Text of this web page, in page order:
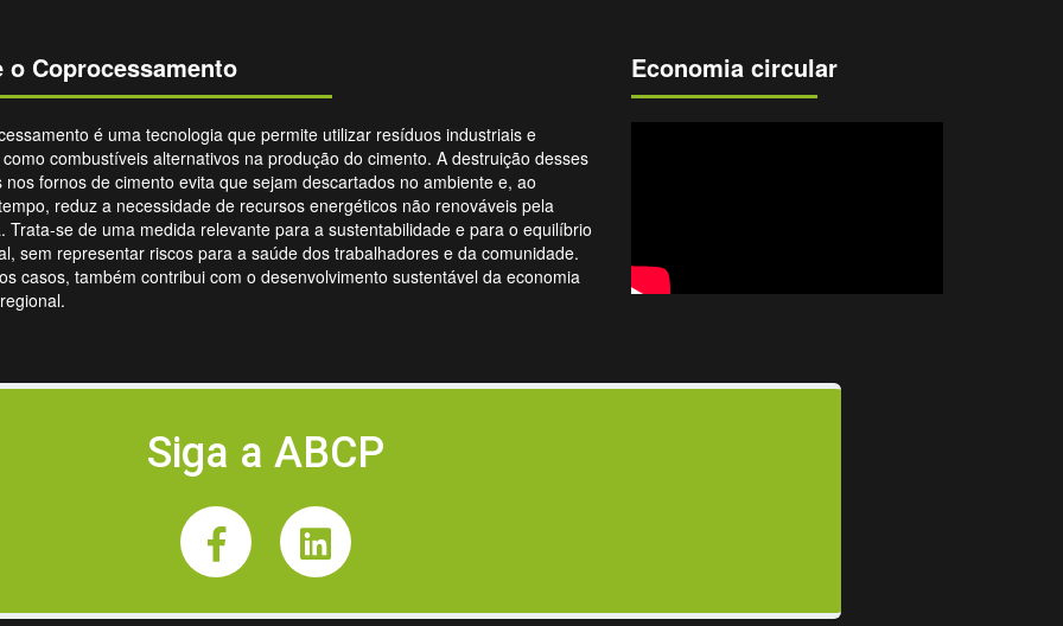
o Coprocessamento
é uma tecnologia que permite utilizar resíduos industriais e
combustíveis alternativos na produção do cimento. A destruição desses
nos fornos de cimento evita que sejam descartados no ambiente e, ao
reduz a necessidade de recursos energéticos não renováveis pela
Trata-se de uma medida relevante para a sustentabilidade e para o equilíbrio
sem representar riscos para a saúde dos trabalhadores e da comunidade.
casos, também contribui com o desenvolvimento sustentável da economia
Economia circular
Siga a ABCP